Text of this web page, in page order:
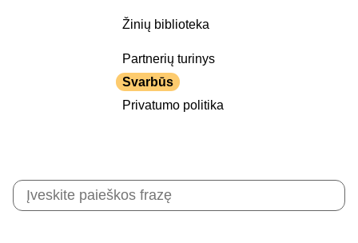
Žinių biblioteka
Partnerių turinys
Svarbūs
Privatumo politika